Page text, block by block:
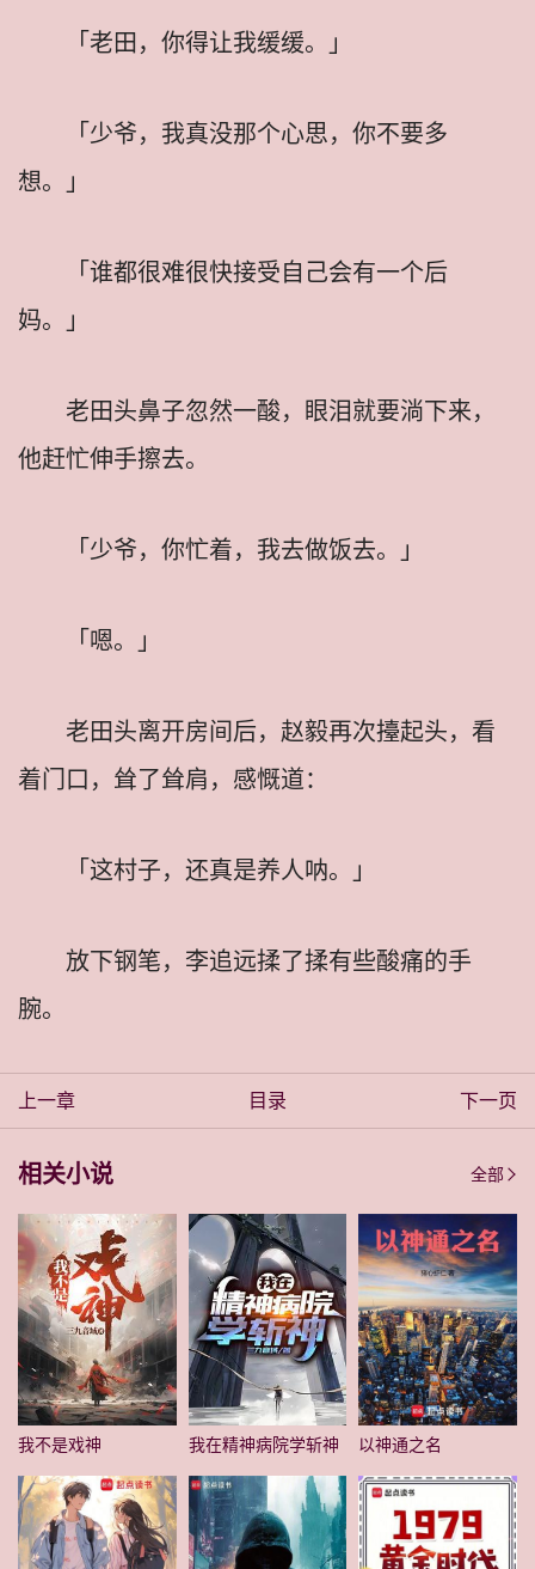
「老田，你得让我缓缓。」
「少爷，我真没那个心思，你不要多
想。」
「谁都很难很快接受自己会有一个后
妈。」
老田头鼻子忽然一酸，眼泪就要淌下来，
他赶忙伸手擦去。
「少爷，你忙着，我去做饭去。」
「嗯。」
老田头离开房间后，赵毅再次擡起头，看
着门口，耸了耸肩，感慨道：
「这村子，还真是养人呐。」
放下钢笔，李追远揉了揉有些酸痛的手
腕。
上一章 目录 下一页
相关小说 全部
我不是戏神 我在精神病院学斩神 以神通之名